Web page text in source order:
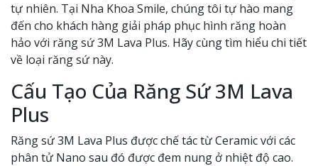
tự nhiên. Tại Nha Khoa Smile, chúng tôi tự hào mang
đến cho khách hàng giải pháp phục hình răng hoàn
hảo với răng sứ 3M Lava Plus. Hãy cùng tìm hiểu chi tiết
về loại răng sứ này.
Cấu Tạo Của Răng Sứ 3M Lava
Plus
Răng sứ 3M Lava Plus được chế tác từ Ceramic với các
phân tử Nano sau đó được đem nung ở nhiệt độ cao.